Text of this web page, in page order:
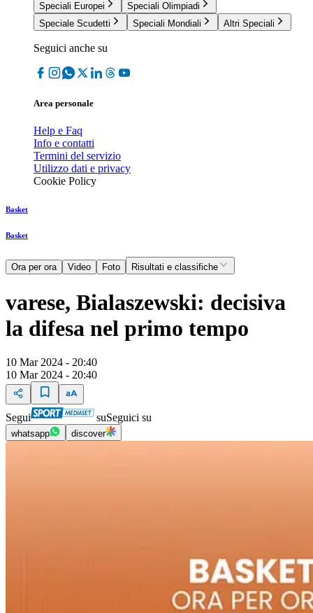
Speciali Europei
Speciali Olimpiadi
Speciale Scudetti
Speciali Mondiali Altri Speciali
Seguici anche su
Area personale
Help e Faq
Info e contatti
Termini del servizio
Utilizzo dati e privacy
Cookie Policy
Basket
Basket
Ora per ora Video Foto Risultati e classifiche
varese, Bialaszewski: decisiva
la difesa nel primo tempo
10 Mar 2024 - 20:40
10 Mar 2024 - 20:40
Segui suSeguici su
whatsapp discover